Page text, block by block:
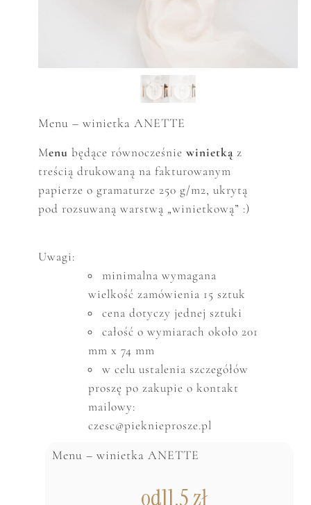
Menu – winietka ANETTE
Menu będące równocześnie winietką z
treścią drukowaną na fakturowanym
papierze o gramaturze 250 g/m2, ukrytą
pod rozsuwaną warstwą „winietkową” :)
Uwagi:
minimalna wymagana
wielkość zamówienia 15 sztuk
cena dotyczy jednej sztuki
całość o wymiarach około 201
mm x 74 mm
w celu ustalenia szczegółów
proszę po zakupie o kontakt
mailowy:
czesc@pieknieprosze.pl
Menu – winietka ANETTE
od11,5zł